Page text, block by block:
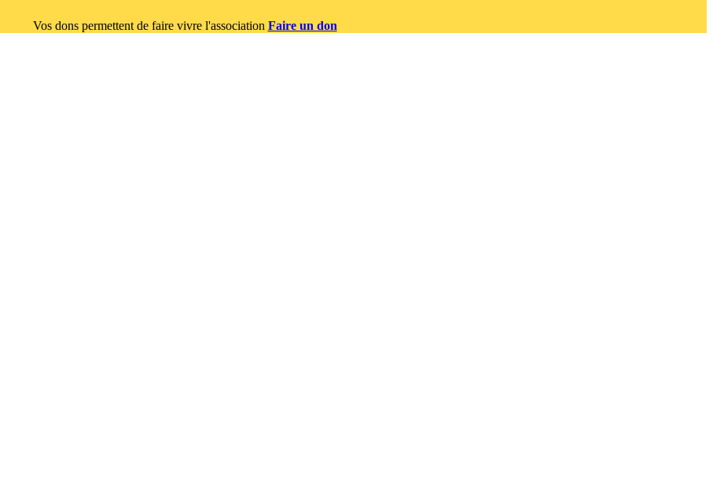
Vos dons permettent de faire vivre l'association Faire un don